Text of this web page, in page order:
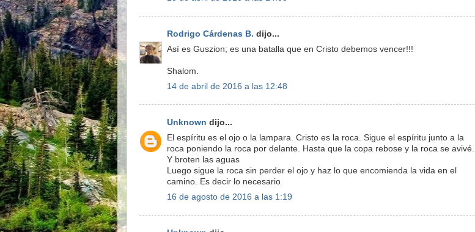
Rodrigo Cárdenas B. dijo...
Así es Guszion; es una batalla que en Cristo debemos vencer!!!
Shalom.
14 de abril de 2016 a las 12:48
Unknown dijo...
El espíritu es el ojo o la lampara. Cristo es la roca. Sigue el espíritu junto a la
roca poniendo la roca por delante. Hasta que la copa rebose y la roca se avivé.
Y broten las aguas
Luego sigue la roca sin perder el ojo y haz lo que encomienda la vida en el
camino. Es decir lo necesario
16 de agosto de 2016 a las 1:19